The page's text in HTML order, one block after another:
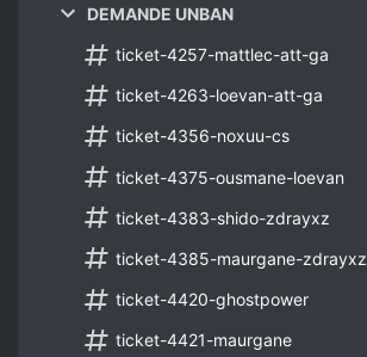
DEMANDE UNBAN
ticket-4257-mattlec-att-ga
ticket-4263-loevan-att-ga
ticket-4356-noxuu-cs
ticket-4375-ousmane-loevan
ticket-4383-shido-zdrayxz
ticket-4385-maurgane-zdrayxz
ticket-4420-ghostpower
ticket-4421-maurgane